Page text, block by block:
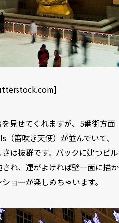
]
見せてくれますが、5番街方面
笛吹き天使）が並んでいて、
は抜群です。バックに建つビル
れ、運がよければ壁一面に描か
ョーが楽しめちゃいます。